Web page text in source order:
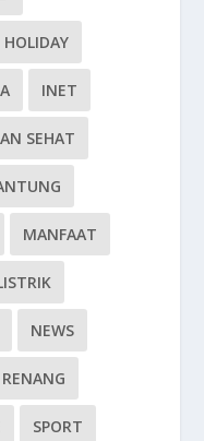
HOLIDAY
INET
SEHAT
MANFAAT
NEWS
RENANG
SPORT